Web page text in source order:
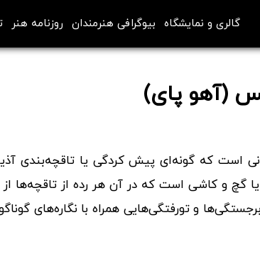
گالری و نمایشگاه بیوگرافی هنرمندان روزنامه هنر
(آهو پای)
است که گونه‌ای پیش کردگی یا تاقچه‌بندی
یا گچ و کاشی است که در آن هر رده از تاقچه‌ها از
و تورفتگی‌هایی همراه با نگاره‌های